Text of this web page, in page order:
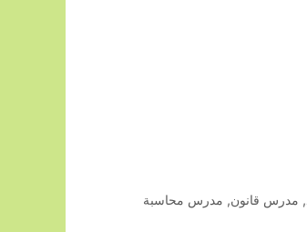
, مدرس قانون, مدرس محاسبة